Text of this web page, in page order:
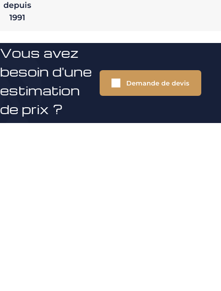
depuis
1991
Vous avez
besoin d'une
estimation
de prix ?
Demande de devis